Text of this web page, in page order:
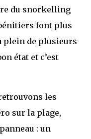
du snorkelling
font plus
plein de plusieurs
état et c’est
les
sur la plage,
: un